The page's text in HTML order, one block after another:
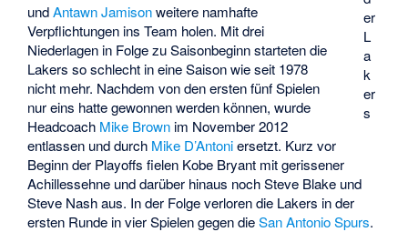
er
L
a
k
er
s
undAntawn Jamisonweitere namhafte
Verpflichtungen ins Team holen. Mit drei
Niederlagen in Folge zu Saisonbeginn starteten die
Lakers so schlecht in eine Saison wie seit 1978
nicht mehr. Nachdem von den ersten fünf Spielen
nur eins hatte gewonnen werden können, wurde
Headcoach Mike Brown im November 2012
entlassen und durch Mike D’Antoniersetzt. Kurz vor
Beginn der Playoffs fielen Kobe Bryant mit gerissener
Achillessehne und darüber hinaus noch Steve Blake und
Steve Nash aus. In der Folge verloren die Lakers in der
ersten Runde in vier Spielen gegen dieSan Antonio Spurs.